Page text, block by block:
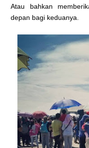
Atau bahkan
depan bagi keduanya.